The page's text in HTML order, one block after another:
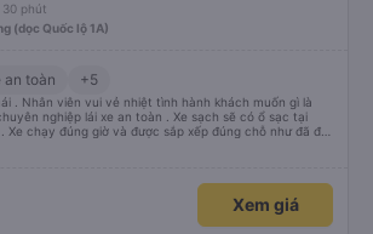
30 phút
(dọc Quốc lộ 1A)
an toàn +5
. Nhân viên vui vẻ nhiệt tình hành khách muốn gì là
nghiệp lái xe an toàn . Xe sạch sẽ có ổ sạc tại
Xe chạy đúng giờ và được sắp xếp đúng chỗ như đã đặt
đỏ 👍
Xem giá